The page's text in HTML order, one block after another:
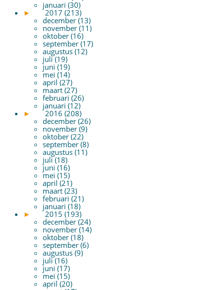
januari (30)
►
2017 (213)
december (13)
november (11)
oktober (16)
september (17)
augustus (12)
juli (19)
juni (19)
mei (14)
april (27)
maart (27)
februari (26)
januari (12)
►
2016 (208)
december (26)
november (9)
oktober (22)
september (8)
augustus (11)
juli (18)
juni (16)
mei (15)
april (21)
maart (23)
februari (21)
januari (18)
►
2015 (193)
december (24)
november (14)
oktober (18)
september (6)
augustus (9)
juli (16)
juni (17)
mei (15)
april (20)